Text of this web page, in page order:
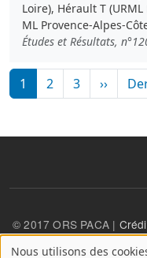
Loire), Hérault T (URML
ML Provence-Alpes-
Études et Résultats,
Pagination
1 2 3 ››Page
© 2017 ORS PACA |
confidentialité
Nous utilisons des